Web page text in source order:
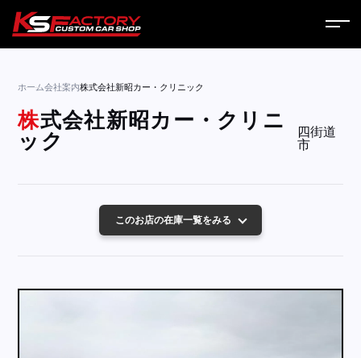
サービス
会社案内
ホーム会社案内株式会社新昭カー・クリニック
株式会社新昭カー・クリニ
ック
四街道
市
このお店の在庫一覧をみる